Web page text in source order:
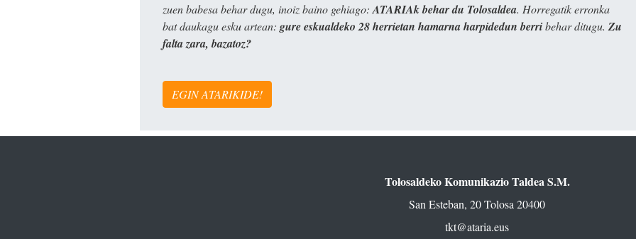
zuen babesa behar dugu, inoiz baino gehiago: ATARIAk behar du Tolosaldea. Horregatik erronka
bat daukagu esku artean: gure eskualdeko 28 herrietan hamarna harpidedun berribehar ditugu. Zu
falta zara, bazatoz?
EGIN ATARIKIDE!
Tolosaldeko Komunikazio Taldea S.M.
San Esteban, 20 Tolosa 20400
tkt@ataria.eus